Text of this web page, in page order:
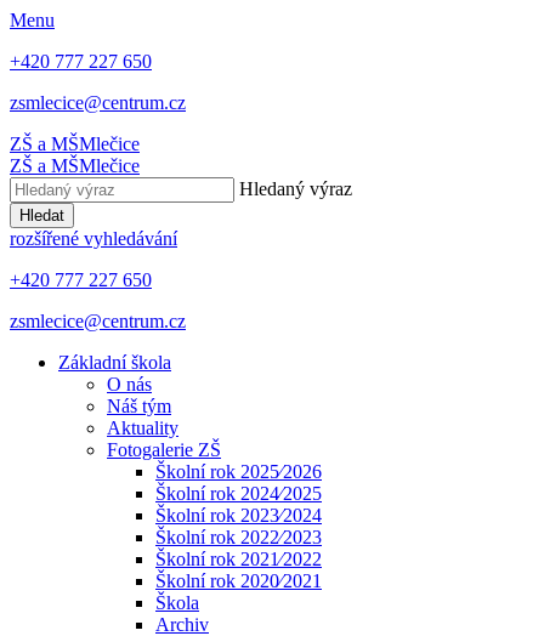
Menu
+420 777 227 650
zsmlecice@centrum.cz
ZŠ a MŠMlečice
ZŠ a MŠMlečice
Hledaný výraz
Hledat
rozšířené vyhledávání
+420 777 227 650
zsmlecice@centrum.cz
Základní škola
O nás
Náš tým
Aktuality
Fotogalerie ZŠ
Školní rok 2025⁄2026
Školní rok 2024⁄2025
Školní rok 2023⁄2024
Školní rok 2022⁄2023
Školní rok 2021⁄2022
Školní rok 2020⁄2021
Škola
Archiv